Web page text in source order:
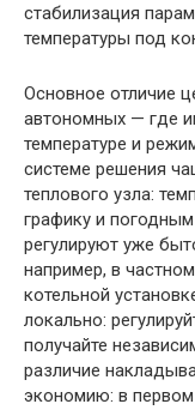
стабилизация
температуры под
Основное отличие
автономных — где
температуре и
системе решения
теплового узла:
графику и
регулируют уже
например, в
котельной
локально:
получайте
различие
экономию: в